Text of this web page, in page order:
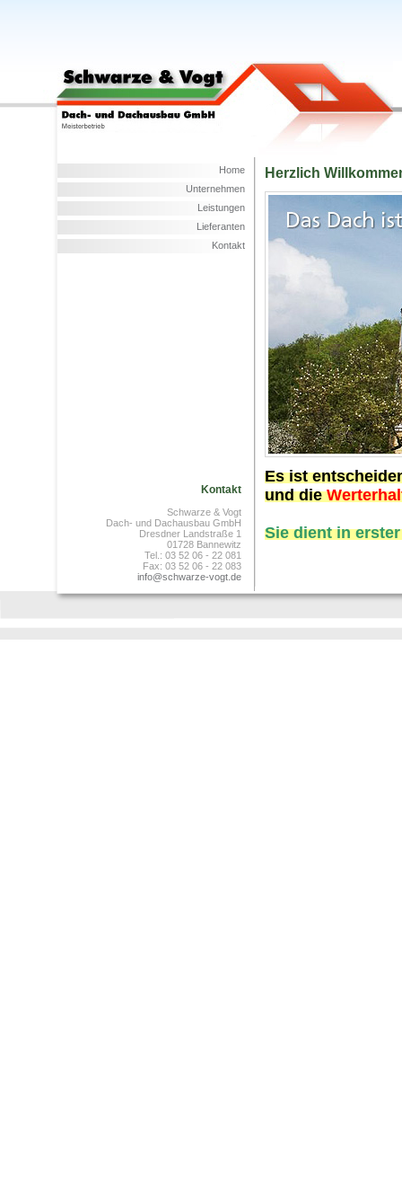
Home
Unternehmen
Leistungen
Lieferanten
Kontakt
Kontakt
Schwarze & Vogt
Dach- und Dachausbau GmbH
Dresdner Landstraße 1
01728 Bannewitz
Tel.: 03 52 06 - 22 081
Fax: 03 52 06 - 22 083
info@schwarze-vogt.de
Herzlich
Es ist
und die
Sie dient in